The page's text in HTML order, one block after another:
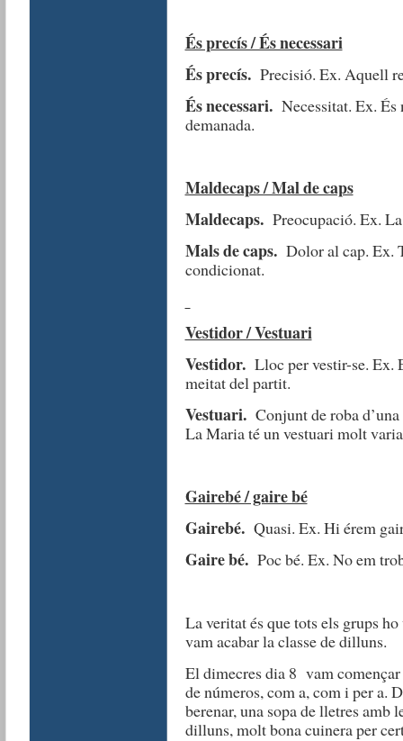
És precís / És necessari
És precís. Precisió. Ex. Aquell
És necessari.Necessitat. Ex. És
demanada.
Maldecaps / Mal de caps
Maldecaps.Preocupació. Ex. La
Mals de caps.Dolor al cap. Ex.
condicionat.
Vestidor / Vestuari
Vestidor.Lloc per vestir-se. Ex.
meitat del partit.
Vestuari.Conjunt de roba d’una
La Maria té un vestuari molt
Gairebé / gaire bé
Gairebé.Quasi. Ex. Hi érem
Gaire bé.Poc bé. Ex. No em
La veritat és que tots els grups
vam acabar la classe de dilluns.
El dimecres dia 8 vam
de números, com a, com i per a.
berenar, una sopa de lletres amb
dilluns, molt bona cuinera per